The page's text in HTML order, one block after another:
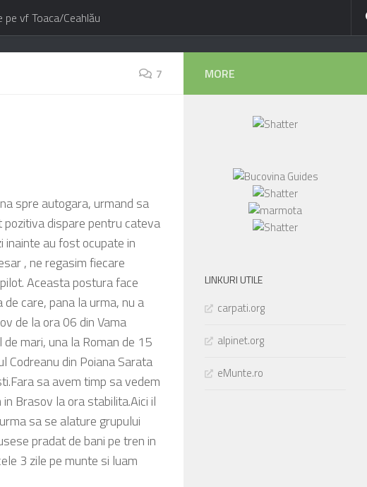
pe vf Toaca/Ceahlău
7
spre autogara, urmand sa
dispare pentru cateva
inainte au fost ocupate in
, ne regasim fiecare
Aceasta postura face
care, pana la urma, nu a
de la ora 06 din Vama
mari, una la Roman de 15
Codreanu din Poiana Sarata
sa avem timp sa vedem
Brasov la ora stabilita.Aici il
sa se alature grupului
pradat de bani pe tren in
3 zile pe munte si luam
MORE
LINKURI UTILE
carpati.org
alpinet.org
eMunte.ro